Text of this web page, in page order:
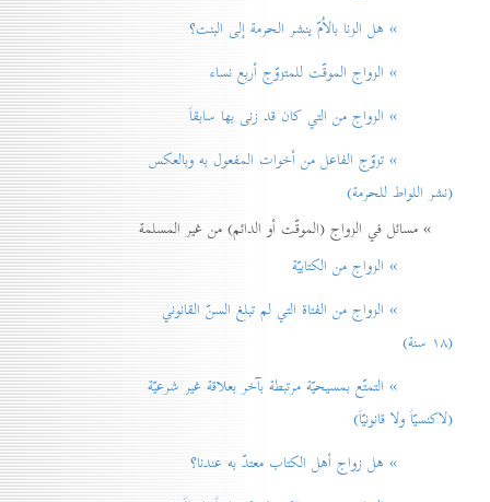
» هل الزنا بالاُمّ ينشر الحرمة إلی البنت؟
» الزواج الموقّت للمتزوّج أربع نساء
» الزواج من التي كان قد زنی بها سابقاً
» تزوّج الفاعل من أخوات المفعول به وبالعكس
(نشر اللواط للحرمة)
» مسائل في الزواج (الموقّت أو الدائم) من غير المسلمة
» الزواج من الكتابيّة
» الزواج من الفتاة التي لم تبلغ السنّ القانوني
(۱۸ سنة)
» التمتّع بمسيحيّة مرتبطة بآخر بعلاقة غير شرعيّة
(لاكنسيّاً ولا قانونيّاً)
» هل زواج أهل الكتاب معتدّ به عندنا؟